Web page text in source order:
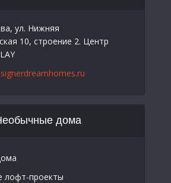
ул. Нижняя
10, строение 2. Центр
дома
лофт-проекты